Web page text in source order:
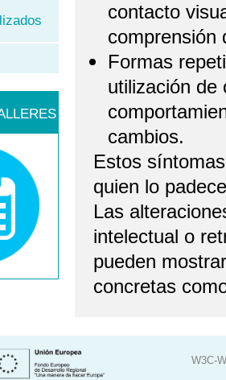
contacto
comprensión
Formas
utilización de
cambios.
Estos
quien lo
Las
intelectual o
pueden
concretas
W3C-